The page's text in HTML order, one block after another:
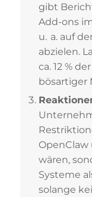
gibt
Add-ons
u. a. auf
abzielen.
ca. 12 %
bösartiger
OpenClaw
wären,
Systeme
solange